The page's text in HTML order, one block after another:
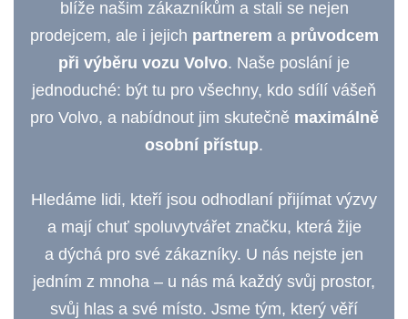
blíže našim zákazníkům a stali se nejen
prodejcem, ale i jejich partnerem a průvodcem
při výběru vozu Volvo. Naše poslání je
jednoduché: být tu pro všechny, kdo sdílí vášeň
pro Volvo, a nabídnout jim skutečně maximálně
osobní přístup.
Hledáme lidi, kteří jsou odhodlaní přijímat výzvy
a mají chuť spoluvytvářet značku, která žije
a dýchá pro své zákazníky. U nás nejste jen
jedním z mnoha – u nás má každý svůj prostor,
svůj hlas a své místo. Jsme tým, který věří